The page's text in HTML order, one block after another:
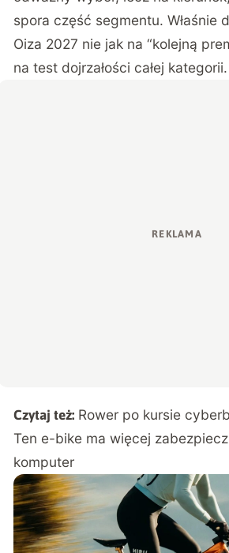
spora część segmentu. Właśnie
Oiza 2027 nie jak na “kolejną
na test dojrzałości całej kategorii.
Czytaj też: Rower po kursie
Ten e-bike ma więcej
komputer